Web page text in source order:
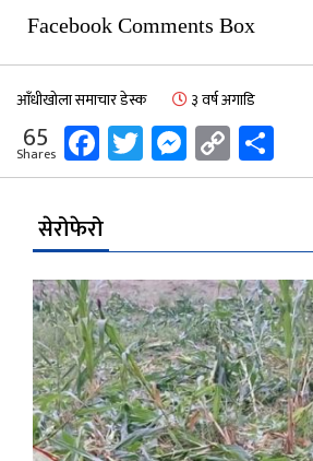
Facebook Comments Box
आँधीखोला समाचार डेस्क ३ वर्ष अगाडि
65
Shares Facebook
TwitterCopy
Link
सेरोफेरो